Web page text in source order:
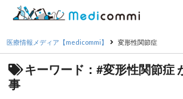
医療情報メディア【medicommi】 変形性関節症
キーワード：#変形性関節症
事